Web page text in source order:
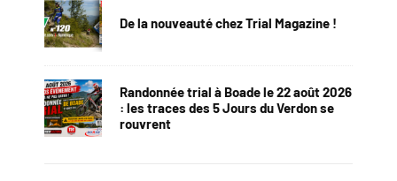
De la nouveauté chez Trial Magazine !
Randonnée trial à Boade le 22 août 2026
: les traces des 5 Jours du Verdon se
rouvrent